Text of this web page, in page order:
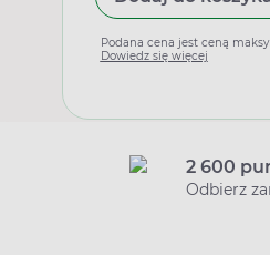
Podana cena jest ceną
Dowiedz się więcej
2 600
Odbierz